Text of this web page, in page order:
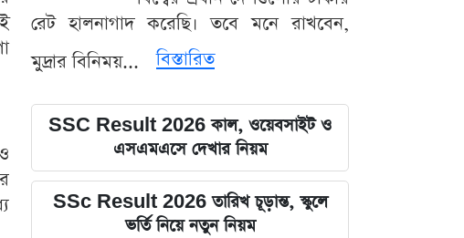
রেট হালনাগাদ করেছি। তবে মনে রাখবেন,
মুদ্রার বিনিময়...
বিস্তারিত
SSC Result 2026 কাল, ওয়েবসাইট ও
এসএমএসে দেখার নিয়ম
SSc Result 2026 তারিখ চূড়ান্ত, স্কুলে
ভর্তি নিয়ে নতুন নিয়ম